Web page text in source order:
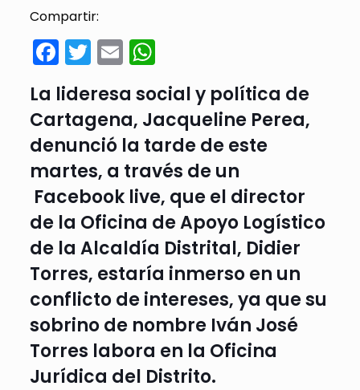
Compartir:
Facebook
Twitter
EmailWhatsApp
La lideresa social y política de
Cartagena, Jacqueline Perea,
denunció la tarde de este
martes, a través de un
Facebook live, que el director
de la Oficina de Apoyo Logístico
de la Alcaldía Distrital, Didier
Torres, estaría inmerso en un
conflicto de intereses, ya que su
sobrino de nombre Iván José
Torres labora en la Oficina
Jurídica del Distrito.